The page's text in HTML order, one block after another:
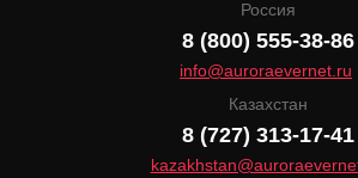
Россия
8 (800) 555-38-86
info@auroraevernet.ru
Казахстан
8 (727) 313-17-41